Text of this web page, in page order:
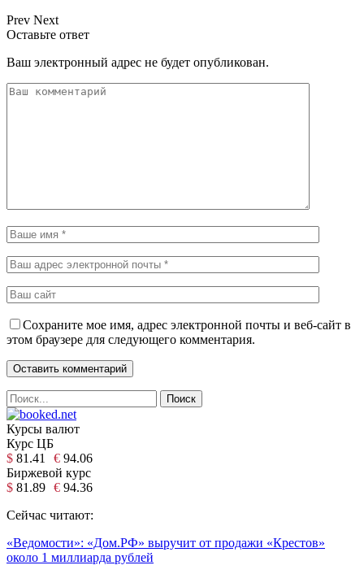
Prev Next
Оставьте ответ
Ваш электронный адрес не будет опубликован.
Сохраните мое имя, адрес электронной почты и веб-сайт в
этом браузере для следующего комментария.
Курсы валют
Курс ЦБ
$ 81.41 € 94.06
Биржевой курс
$ 81.89 € 94.36
Сейчас читают:
«Ведомости»: «Дом.РФ» выручит от продажи «Крестов»
около 1 миллиарда рублей